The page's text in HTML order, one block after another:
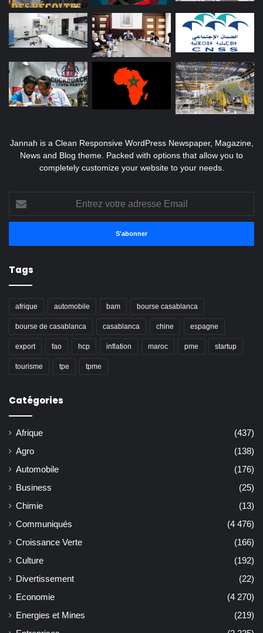
Jannah is a Clean Responsive WordPress Newspaper, Magazine,
News and Blog theme. Packed with options that allow you to
completely customize your website to your needs.
votre
adresse
Tags
afrique automobile bam bourse casablanca
bourse de casablanca casablanca chine espagne
export fao hcp inflation maroc pme startup
tourisme tpe tpme
Catégories
Afrique
(437)
Agro
(138)
Automobile
(176)
Business
(25)
Chimie
(13)
Communiqués
(4 476)
Croissance Verte
(166)
Culture
(192)
Divertissement
(22)
Economie
(4 270)
Energies et Mines
(219)